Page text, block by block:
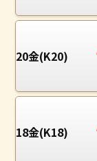
20金(K20)
18金(K18)